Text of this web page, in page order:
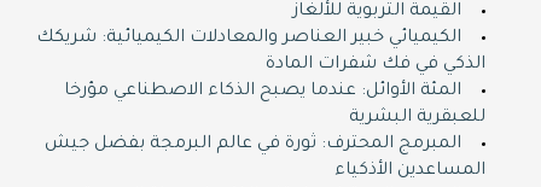
القيمة التربوية للألغاز
الكيميائي خبير العناصر والمعادلات الكيميائية: شريكك
الذكي في فك شفرات المادة
المئة الأوائل: عندما يصبح الذكاء الاصطناعي مؤرخا
للعبقرية البشرية
المبرمج المحترف: ثورة في عالم البرمجة بفضل جيش
المساعدين الأذكياء